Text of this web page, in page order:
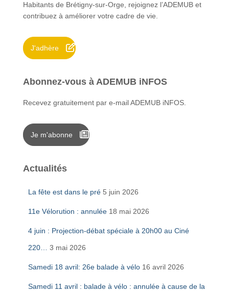
h
e
:
Habitants de Brétigny-sur-Orge, rejoignez l’ADEMUB et
contribuez à améliorer votre cadre de vie.
J'adhère
Abonnez-vous à ADEMUB iNFOS
Recevez gratuitement par e-mail ADEMUB iNFOS.
Je m'abonne
Actualités
La fête est dans le pré 5 juin 2026
11e Vélorution : annulée 18 mai 2026
4 juin : Projection-débat spéciale à 20h00 au Ciné
220… 3 mai 2026
Samedi 18 avril: 26e balade à vélo 16 avril 2026
Samedi 11 avril : balade à vélo : annulée à cause de la